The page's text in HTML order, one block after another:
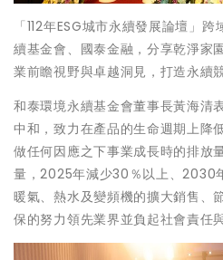
「112年ESG城市永續發展論壇」
續基金會、國泰金融，分享乾淨家
業前瞻視野與卓越洞見，打造永續
和泰環境永續基金會董事長黃海清
中和，致力在產品的生命週期上降
做任何因應之下事業成長時的排放
量，2025年減少30％以上、2030
暖氣、熱水及變頻機的擴大銷售、
保的努力領先業界並負起社會責任